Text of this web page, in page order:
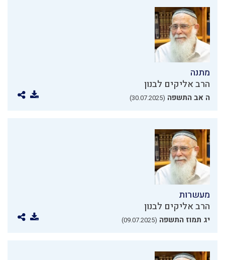
מתנה
הרב אליקים לבנון
ה אב התשפה (30.07.2025)
מעשרות
הרב אליקים לבנון
יג תמוז התשפה (09.07.2025)